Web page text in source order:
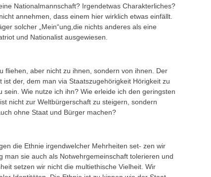
Nationalmannschaft? Irgendetwas Charakterliches?
annehmen, dass einem hier wirklich etwas einfällt.
solcher „Mein“ung,die nichts anderes als eine
und Nationalist ausgewiesen.
fliehen, aber nicht zu ihnen, sondern von ihnen. Der
ist der, dem man via Staatszugehörigkeit Hörigkeit zu
Wie nutze ich ihn? Wie erleide ich den geringsten
nicht zur Weltbürgerschaft zu steigern, sondern
ohne Staat und Bürger machen?
die Ethnie irgendwelcher Mehrheiten set- zen wir
man sie auch als Notwehrgemeinschaft tolerieren und
setzen wir nicht die multiethische Vielheit. Wir